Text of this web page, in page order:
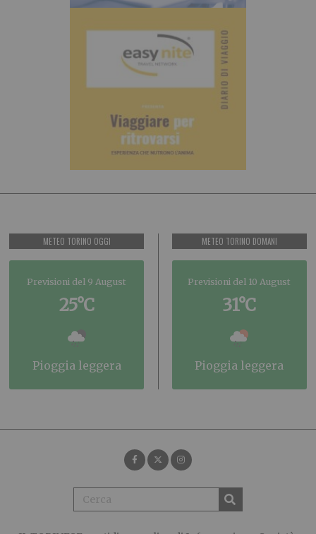
METEO TORINO OGGI
Previsioni del 9 August
25°C
pioggia leggera
METEO TORINO DOMANI
Previsioni del 10 August
31°C
pioggia leggera